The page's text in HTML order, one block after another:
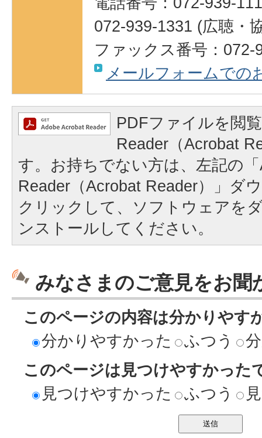
072-939-1331 (広聴・
ファックス番号：072-
メールフォームでの
PDFファイルを閲
Reader（Acrobat
す。お持ちでない方は、左記の
Reader（Acrobat Reader）」ダ
クリックして、ソフトウェアを
ンストールしてください。
みなさまのご意見をお聞
このページの内容は分かりやす
分かりやすかった
ふつう
このページは見つけやすかった
見つけやすかった
ふつう